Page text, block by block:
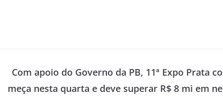
Com apoio do Governo da PB, 11ª Expo Prata co
meça nesta quarta e deve superar R$ 8 mi em ne